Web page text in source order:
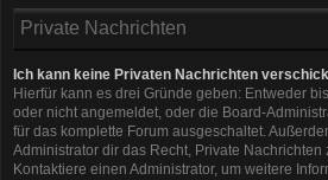
Private Nachrichten
Ich kann keine Privaten Nachrichten
Hierfür kann es drei Gründe geben: Entweder
oder nicht angemeldet, oder die Board-
für das komplette Forum ausgeschaltet.
Administrator dir das Recht, Private
Kontaktiere einen Administrator, um weitere